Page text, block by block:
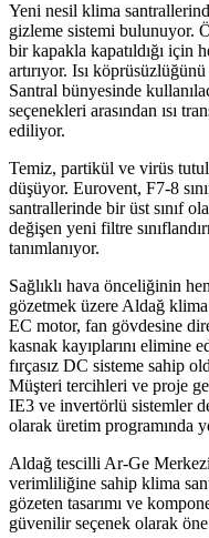
Yeni nesil klima
gizleme sistemi bulunuyor.
bir kapakla kapatıldığı için
artırıyor. Isı
Santral bünyesinde
seçenekleri arasından ısı
ediliyor.
Temiz, partikül ve virüs
düşüyor. Eurovent, F7-8
santrallerinde bir üst sınıf
değişen yeni filtre
tanımlanıyor.
Sağlıklı hava önceliğinin
gözetmek üzere Aldağ
EC motor, fan gövdesine
kasnak kayıplarını elimine
fırçasız DC sisteme sahip
Müşteri tercihleri ve proje
IE3 ve invertörlü sistemler
olarak üretim programında
Aldağ tescilli Ar-Ge
verimliliğine sahip klima
gözeten tasarımı ve
güvenilir seçenek olarak öne